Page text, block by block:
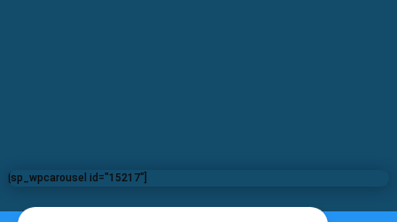
[sp_wpcarousel id="15217"]